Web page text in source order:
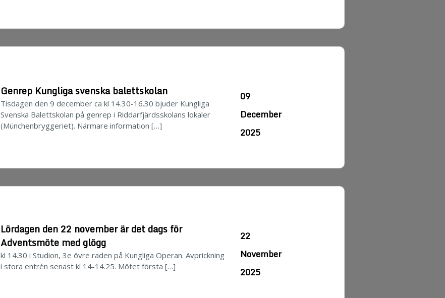
Genrep Kungliga svenska balettskolan
Tisdagen den 9 december ca kl 14.30-16.30 bjuder Kungliga
Svenska Balettskolan på genrep i Riddarfjärdsskolans lokaler
(Münchenbryggeriet). Närmare information […]
09
December
2025
Lördagen den 22 november är det dags för
Adventsmöte med glögg
kl 14.30 i Studion, 3e övre raden på Kungliga Operan. Avprickning
i stora entrén senast kl 14-14.25. Mötet första […]
22
November
2025